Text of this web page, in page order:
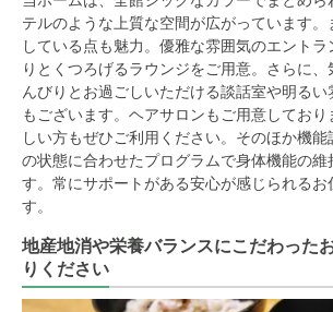
テルのような上質な空間が広がっています
している点も魅力。優雅な雰囲気のエント
りとくつろげるラウンジをご用意。さらに
んびりとお過ごしいただける談話室や明る
もございます。ヘアサロンもご用意してお
しい方もぜひご利用ください。そのほか機
の状態に合わせたプログラムで身体機能の維
す。常にサポートがある安心が感じられるお
す。
地産地消や栄養バランスにこだわった
りください